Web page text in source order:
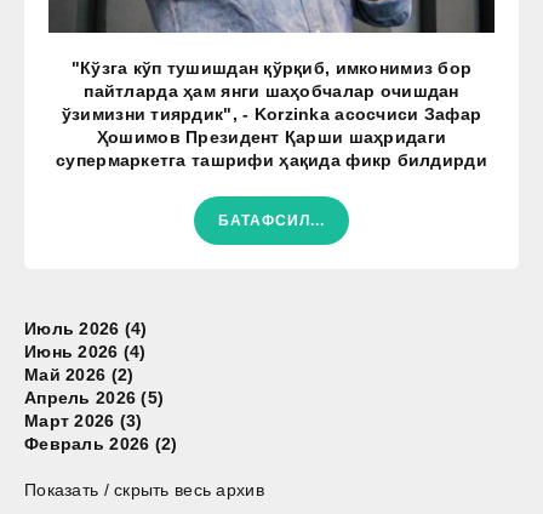
"Кўзга кўп тушишдан қўрқиб, имконимиз бор
пайтларда ҳам янги шаҳобчалар очишдан
ўзимизни тиярдик", - Korzinka асосчиси Зафар
Ҳошимов Президент Қарши шаҳридаги
супермаркетга ташрифи ҳақида фикр билдирди
БАТАФСИЛ...
Июль 2026 (4)
Июнь 2026 (4)
Май 2026 (2)
Апрель 2026 (5)
Март 2026 (3)
Февраль 2026 (2)
Показать / скрыть весь архив